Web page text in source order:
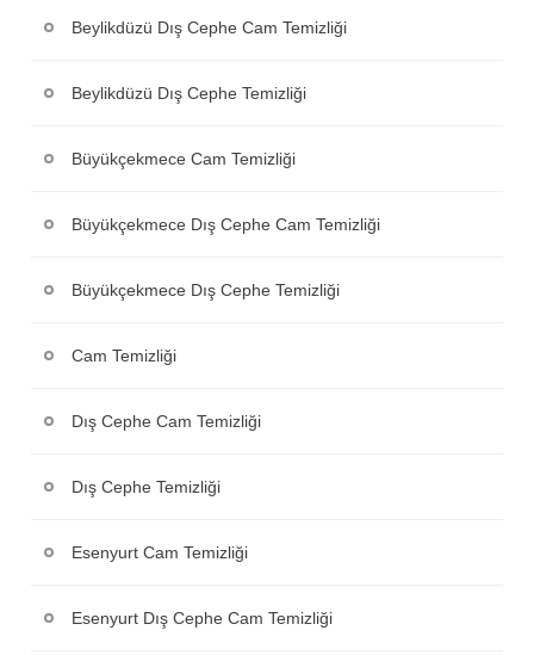
Beylikdüzü Dış Cephe Cam Temizliği
Beylikdüzü Dış Cephe Temizliği
Büyükçekmece Cam Temizliği
Büyükçekmece Dış Cephe Cam Temizliği
Büyükçekmece Dış Cephe Temizliği
Cam Temizliği
Dış Cephe Cam Temizliği
Dış Cephe Temizliği
Esenyurt Cam Temizliği
Esenyurt Dış Cephe Cam Temizliği